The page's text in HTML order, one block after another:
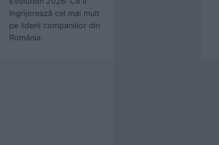
îngrijorează cel mai mult
pe liderii companiilor din
România